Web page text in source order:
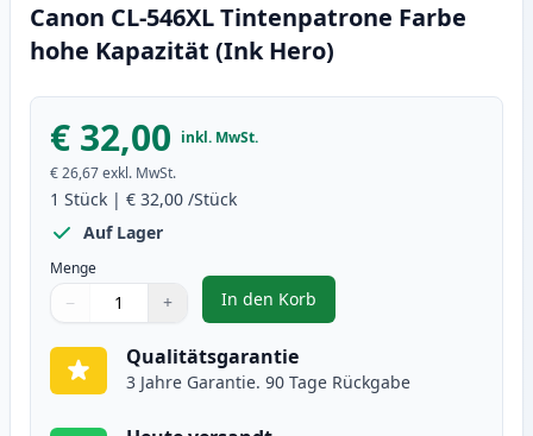
Canon CL-546XL Tintenpatrone Farbe
hohe Kapazität (Ink Hero)
€ 32,00 inkl. MwSt.
€ 26,67exkl. MwSt.
1 Stück | € 32,00 /Stück
Auf Lager
Menge
Verwenden Sie die Tasten, um anzupassen
− +
1
In den Korb
, Canon CL-546XL
Qualitätsgarantie
3 Jahre Garantie. 90 Tage Rückgabe